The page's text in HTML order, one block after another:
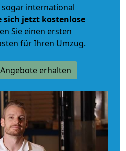
international
sich jetzt kostenlose
Sie einen ersten
für Ihren Umzug.
erhalten